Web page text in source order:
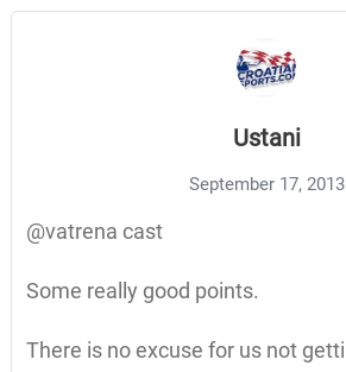
Ustani
September 17, 2013
@vatrena cast
Some really good points.
There is no excuse for us not